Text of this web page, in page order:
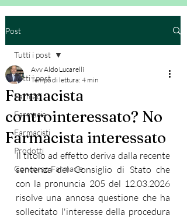
Post
Tutti i post
Farmaci
Farmacia
Farmacisti
Prodotti
Concorso Farmacie
Tutti i post
Farmacista
controinteressato? No
Farmacista interessato
Avv Aldo Lucarelli
Tempo di lettura: 4 min
Il titolo ad effetto deriva dalla recente
sentenza del Consiglio di Stato che
con la pronuncia 205 del 12.03.2026
risolve una annosa questione che ha
sollecitato l'interesse della procedura